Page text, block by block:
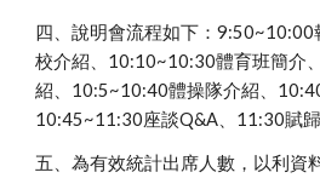
四、說明會流程如下：
校介紹、10:10~10:30體育班簡介
紹、10:5~10:40體操隊介紹、
10:45~11:30座談Q&A、11:30賦歸
五、為有效統計出席人數，以利資